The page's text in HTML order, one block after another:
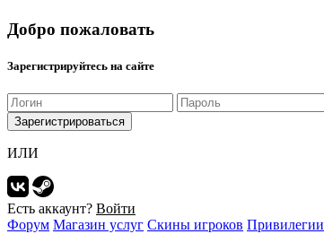
Добро пожаловать
Зарегистрируйтесь на сайте
Зарегистрироваться
ИЛИ
Есть аккаунт? Войти
Форум Магазин услуг Скины игроков Привилегии